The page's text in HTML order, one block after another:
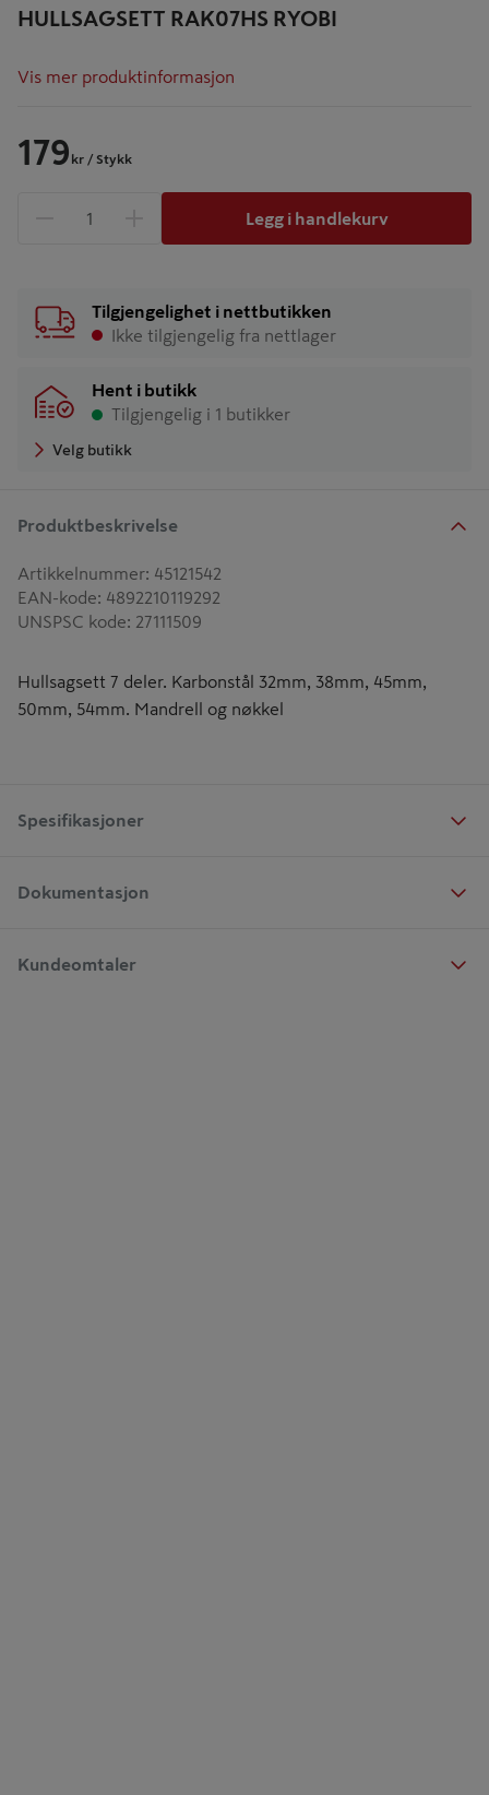
HULLSAGSETT RAK07HS RYOBI
Vis mer produktinformasjon
179 kr / Stykk
1 produkter
Legg i handlekurv
Tilgjengelighet i nettbutikken
Ikke tilgjengelig fra nettlager
Hent i butikk
Tilgjengelig i 1 butikker
Velg butikk
Produktbeskrivelse
Artikkelnummer: 45121542
EAN-kode: 4892210119292
UNSPSC kode: 27111509
Hullsagsett 7 deler. Karbonstål 32mm, 38mm, 45mm,
50mm, 54mm. Mandrell og nøkkel
Spesifikasjoner
Dokumentasjon
Kundeomtaler